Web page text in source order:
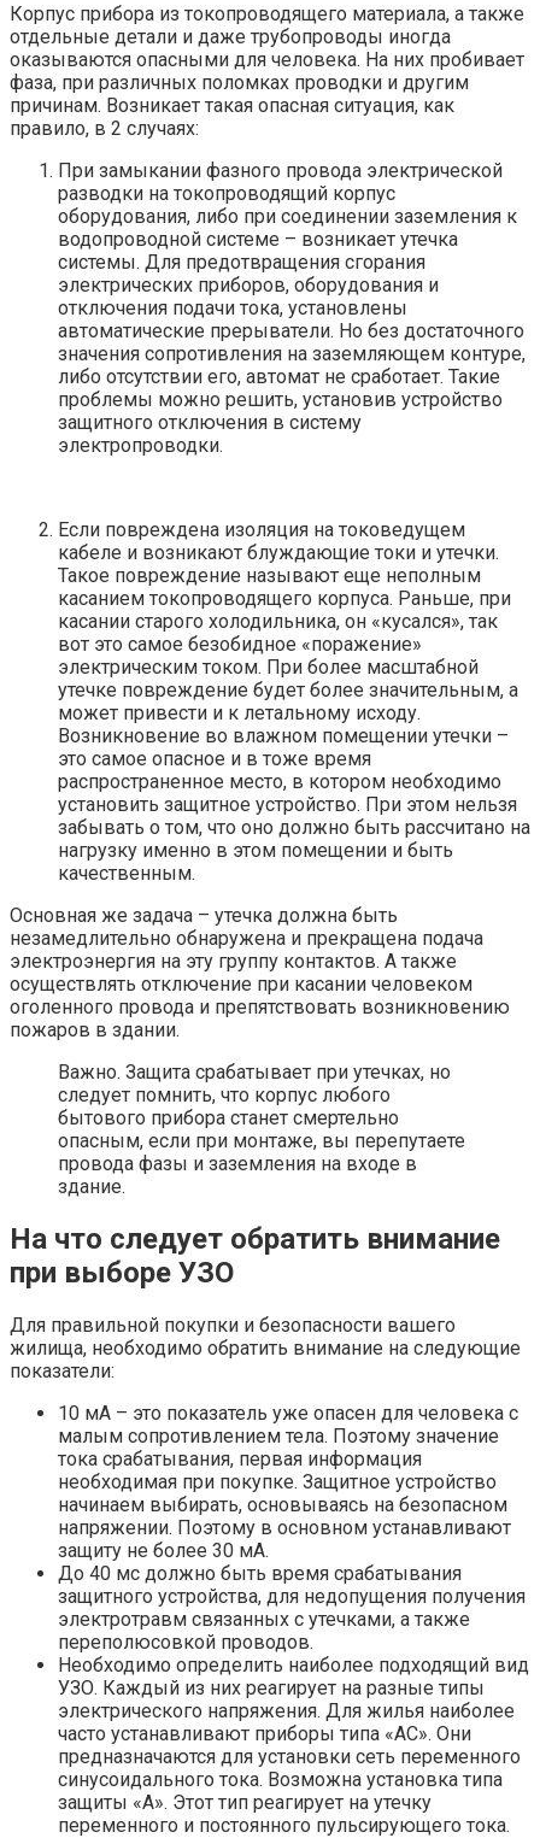
Корпус прибора из токопроводящего материала, а также
отдельные детали и даже трубопроводы иногда
оказываются опасными для человека. На них пробивает
фаза, при различных поломках проводки и другим
причинам. Возникает такая опасная ситуация, как
правило, в 2 случаях:
При замыкании фазного провода электрической
разводки на токопроводящий корпус
оборудования, либо при соединении заземления к
водопроводной системе – возникает утечка
системы. Для предотвращения сгорания
электрических приборов, оборудования и
отключения подачи тока, установлены
автоматические прерыватели. Но без достаточного
значения сопротивления на заземляющем контуре,
либо отсутствии его, автомат не сработает. Такие
проблемы можно решить, установив устройство
защитного отключения в систему
электропроводки.
Если повреждена изоляция на токоведущем
кабеле и возникают блуждающие токи и утечки.
Такое повреждение называют еще неполным
касанием токопроводящего корпуса. Раньше, при
касании старого холодильника, он «кусался», так
вот это самое безобидное «поражение»
электрическим током. При более масштабной
утечке повреждение будет более значительным, а
может привести и к летальному исходу.
Возникновение во влажном помещении утечки –
это самое опасное и в тоже время
распространенное место, в котором необходимо
установить защитное устройство. При этом нельзя
забывать о том, что оно должно быть рассчитано на
нагрузку именно в этом помещении и быть
качественным.
Основная же задача – утечка должна быть
незамедлительно обнаружена и прекращена подача
электроэнергия на эту группу контактов. А также
осуществлять отключение при касании человеком
оголенного провода и препятствовать возникновению
пожаров в здании.
Важно. Защита срабатывает при утечках, но
следует помнить, что корпус любого
бытового прибора станет смертельно
опасным, если при монтаже, вы перепутаете
провода фазы и заземления на входе в
здание.
На что следует обратить внимание
при выборе УЗО
Для правильной покупки и безопасности вашего
жилища, необходимо обратить внимание на следующие
показатели:
10 мА – это показатель уже опасен для человека с
малым сопротивлением тела. Поэтому значение
тока срабатывания, первая информация
необходимая при покупке. Защитное устройство
начинаем выбирать, основываясь на безопасном
напряжении. Поэтому в основном устанавливают
защиту не более 30 мА.
До 40 мс должно быть время срабатывания
защитного устройства, для недопущения получения
электротравм связанных с утечками, а также
переполюсовкой проводов.
Необходимо определить наиболее подходящий вид
УЗО. Каждый из них реагирует на разные типы
электрического напряжения. Для жилья наиболее
часто устанавливают приборы типа «АС». Они
предназначаются для установки сеть переменного
синусоидального тока. Возможна установка типа
защиты «А». Этот тип реагирует на утечку
переменного и постоянного пульсирующего тока.